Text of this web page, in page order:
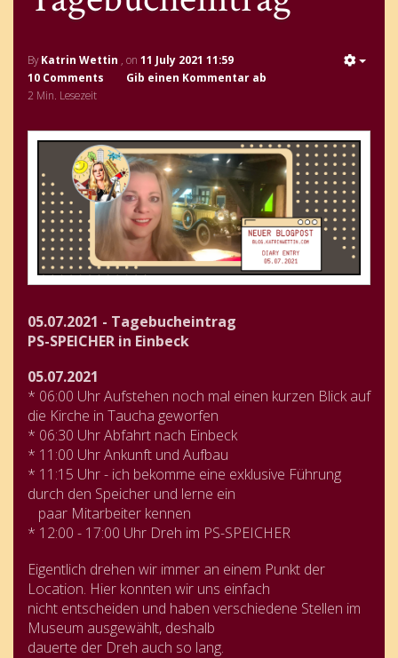
ByKatrin Wettin , on 11 July 2021 11:59
10 Comments
Gib einen Kommentar ab
2 Min. Lesezeit
05.07.2021 - Tagebucheintrag
PS-SPEICHER in Einbeck
05.07.2021
* 06:00 Uhr Aufstehen noch mal einen kurzen Blick auf
die Kirche in Taucha geworfen
* 06:30 Uhr Abfahrt nach Einbeck
* 11:00 Uhr Ankunft und Aufbau
* 11:15 Uhr - ich bekomme eine exklusive Führung
durch den Speicher und lerne ein
paar Mitarbeiter kennen
* 12:00 - 17:00 Uhr Dreh im PS-SPEICHER
Eigentlich drehen wir immer an einem Punkt der
Location. Hier konnten wir uns einfach
nicht entscheiden und haben verschiedene Stellen im
Museum ausgewählt, deshalb
dauerte der Dreh auch so lang.